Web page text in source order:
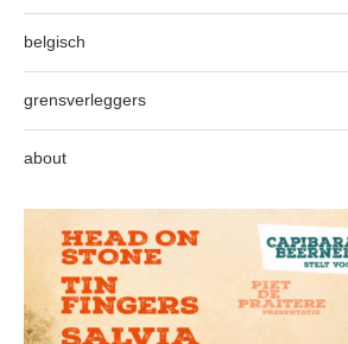
belgisch
grensverleggers
about